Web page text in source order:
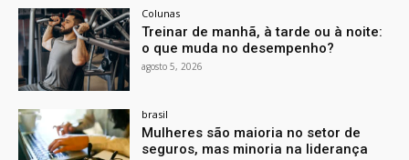
Colunas
Treinar de manhã, à tarde ou à noite:
o que muda no desempenho?
agosto 5, 2026
brasil
Mulheres são maioria no setor de
seguros, mas minoria na liderança